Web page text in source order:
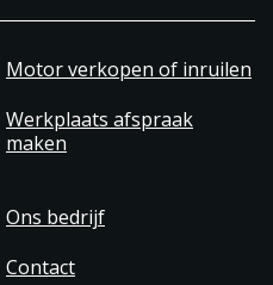
Motor verkopen of inruilen
Werkplaats afspraak
maken
Ons bedrijf
Contact